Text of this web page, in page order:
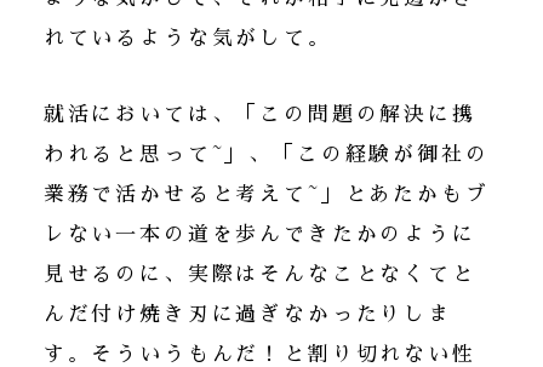
れているような気がして。
就活においては、「この問題の解決に携
われると思って~」、「この経験が御社の
業務で活かせると考えて~」とあたかもブ
レない一本の道を歩んできたかのように
見せるのに、実際はそんなことなくてと
んだ付け焼き刃に過ぎなかったりしま
す。そういうもんだ！と割り切れない性